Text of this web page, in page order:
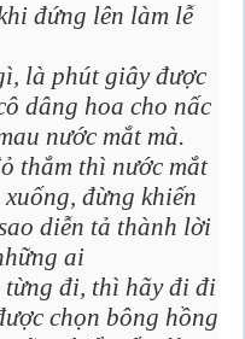
đứng lên làm lễ
là phút giây được
dâng hoa cho nấc
nước mắt mà.
thắm thì nước mắt
đừng khiến
diễn tả thành lời
ai
từng đi, thì hãy đi đi
chọn bông hồng